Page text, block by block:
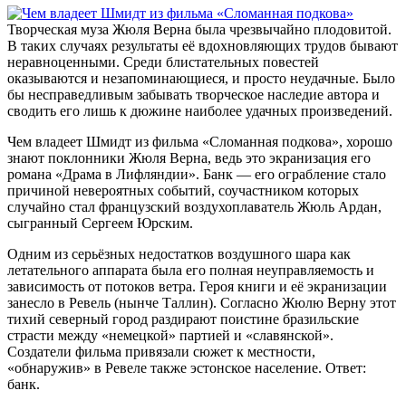
Творческая муза Жюля Верна была чрезвычайно плодовитой.
В таких случаях результаты её вдохновляющих трудов бывают
неравноценными. Среди блистательных повестей
оказываются и незапоминающиеся, и просто неудачные. Было
бы несправедливым забывать творческое наследие автора и
сводить его лишь к дюжине наиболее удачных произведений.
Чем владеет Шмидт из фильма «Сломанная подкова», хорошо
знают поклонники Жюля Верна, ведь это экранизация его
романа «Драма в Лифляндии». Банк — его ограбление стало
причиной невероятных событий, соучастником которых
случайно стал французский воздухоплаватель Жюль Ардан,
сыгранный Сергеем Юрским.
Одним из серьёзных недостатков воздушного шара как
летательного аппарата была его полная неуправляемость и
зависимость от потоков ветра. Героя книги и её экранизации
занесло в Ревель (нынче Таллин). Согласно Жюлю Верну этот
тихий северный город раздирают поистине бразильские
страсти между «немецкой» партией и «славянской».
Создатели фильма привязали сюжет к местности,
«обнаружив» в Ревеле также эстонское население. Ответ:
банк.